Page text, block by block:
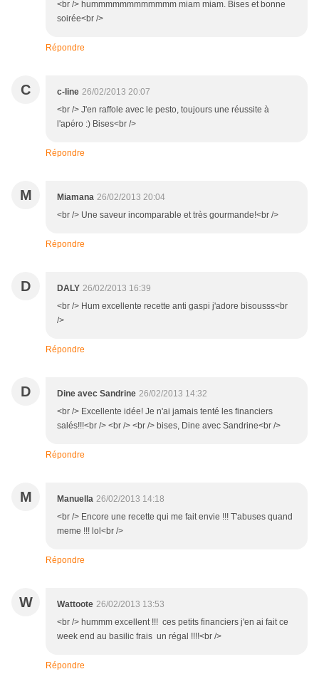
<br /> hummmmmmmmmmmm miam miam. Bises et bonne
soirée<br />
Répondre
C c-line 26/02/2013 20:07
<br /> J'en raffole avec le pesto, toujours une réussite à
l'apéro :) Bises<br />
Répondre
M Miamana 26/02/2013 20:04
<br /> Une saveur incomparable et très gourmande!<br />
Répondre
D DALY 26/02/2013 16:39
<br /> Hum excellente recette anti gaspi j'adore bisousss<br
/>
Répondre
D Dine avec Sandrine 26/02/2013 14:32
<br /> Excellente idée! Je n'ai jamais tenté les financiers
salés!!!<br /> <br /> <br /> bises, Dine avec Sandrine<br />
Répondre
M Manuella 26/02/2013 14:18
<br /> Encore une recette qui me fait envie !!! T'abuses quand
meme !!! lol<br />
Répondre
W Wattoote 26/02/2013 13:53
<br /> hummm excellent !!! ces petits financiers j'en ai fait ce
week end au basilic frais un régal !!!!<br />
Répondre